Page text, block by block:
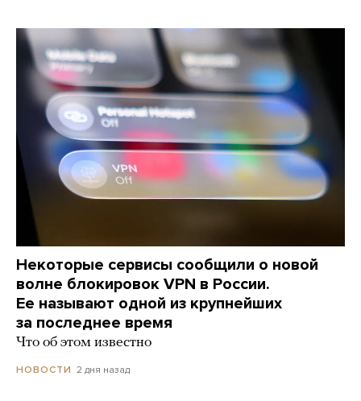
Некоторые сервисы сообщили о новой
волне блокировок VPN в России.
Ее называют одной из крупнейших
за последнее время
Что об этом известно
НОВОСТИ 2 дня назад